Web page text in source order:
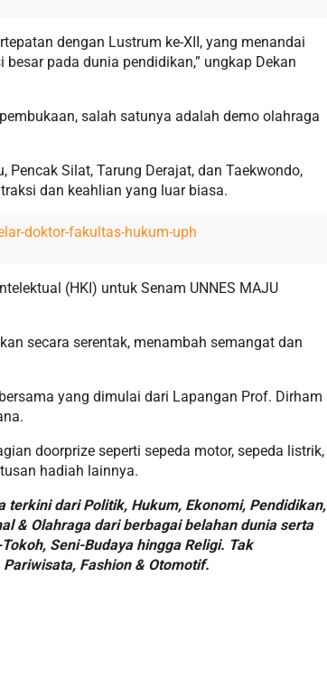
dengan Lustrum ke-XII, yang menandai
pada dunia pendidikan,” ungkap Dekan
salah satunya adalah demo olahraga
Silat, Tarung Derajat, dan Taekwondo,
dan keahlian yang luar biasa.
doktor-fakultas-hukum-uph
(HKI) untuk Senam UNNES MAJU
secara serentak, menambah semangat dan
yang dimulai dari Lapangan Prof. Dirham
doorprize seperti sepeda motor, sepeda listrik,
hadiah lainnya.
dari Politik, Hukum, Ekonomi, Pendidikan,
& Olahraga dari berbagai belahan dunia serta
Seni-Budaya hingga Religi. Tak
Fashion & Otomotif.